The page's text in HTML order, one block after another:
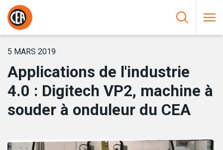
Aller au contenu
HOME/
DIGITECH VP2, MACHINE À SOUDER À ONDULEUR DU CEA
5 MARS 2019
Applications de l'industrie
4.0 : Digitech VP2, machine à
souder à onduleur du CEA